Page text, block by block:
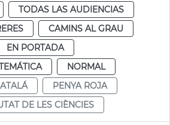
TODAS LAS AUDIENCIAS
CAMINS AL GRAU
EN PORTADA
NORMAL
PENYA ROJA
DE LES CIÈNCIES